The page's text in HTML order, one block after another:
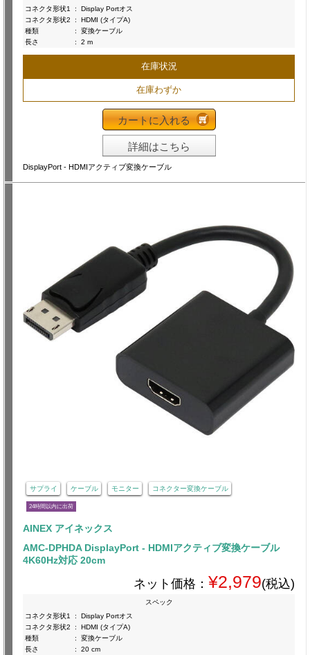
コネクタ形状1
:
Display Portオス
コネクタ形状2
:
HDMI (タイプA)
種類
:
変換ケーブル
長さ
: 2 m
在庫状況
在庫わずか
カートに入れる
詳細はこちら
DisplayPort - HDMIアクティブ変換ケーブル
サプライ ケーブル モニター コネクター変換ケーブル
24時間以内に出荷
AINEX アイネックス
AMC-DPHDA DisplayPort - HDMIアクティブ変換ケーブル
4K60Hz対応 20cm
ネット価格： ¥2,979(税込)
スペック
コネクタ形状1
:
Display Portオス
コネクタ形状2
:
HDMI (タイプA)
種類
:
変換ケーブル
長さ
: 20 cm